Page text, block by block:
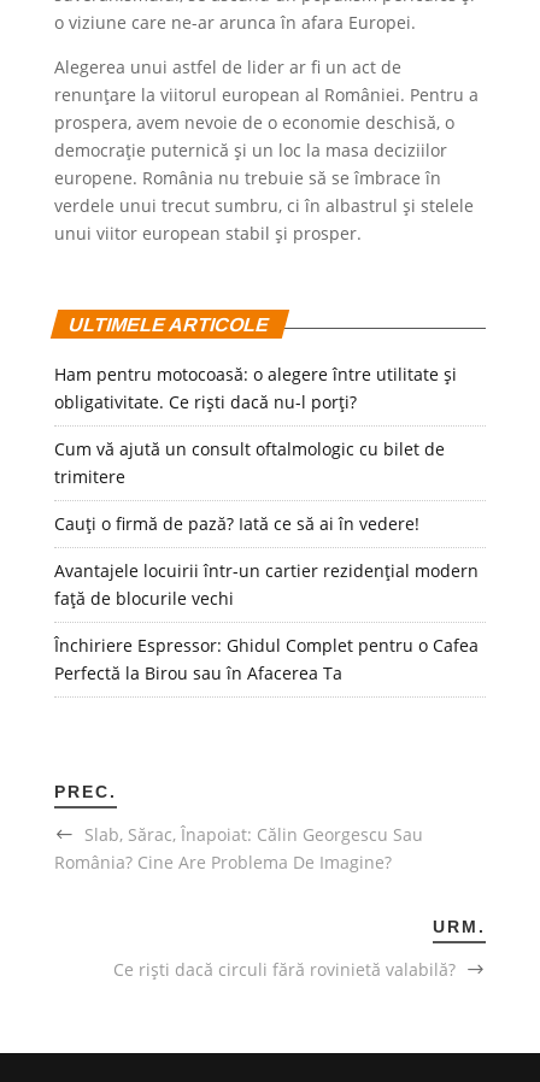
o viziune care ne-ar arunca în afara Europei.
Alegerea unui astfel de lider ar fi un act de
renunțare la viitorul european al României. Pentru a
prospera, avem nevoie de o economie deschisă, o
democrație puternică și un loc la masa deciziilor
europene. România nu trebuie să se îmbrace în
verdele unui trecut sumbru, ci în albastrul și stelele
unui viitor european stabil și prosper.
ULTIMELE ARTICOLE
Ham pentru motocoasă: o alegere între utilitate și
obligativitate. Ce riști dacă nu-l porți?
Cum vă ajută un consult oftalmologic cu bilet de
trimitere
Cauți o firmă de pază? Iată ce să ai în vedere!
Avantajele locuirii într-un cartier rezidențial modern
față de blocurile vechi
Închiriere Espressor: Ghidul Complet pentru o Cafea
Perfectă la Birou sau în Afacerea Ta
PREC.
Slab, Sărac, Înapoiat: Călin Georgescu Sau
România? Cine Are Problema De Imagine?
URM.
Ce riști dacă circuli fără rovinietă valabilă?